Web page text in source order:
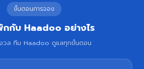
ขั้นตอนการจอง
กับ Haadoo อย่างไร
วล ทีม Haadoo ดูแลทุกขั้นตอน